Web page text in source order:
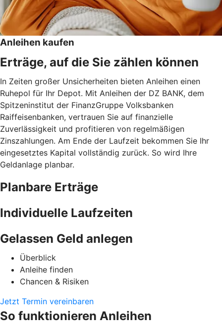
Anleihen kaufen
Erträge, auf die Sie zählen können
In Zeiten großer Unsicherheiten bieten Anleihen einen
Ruhepol für Ihr Depot. Mit Anleihen der DZ BANK, dem
Spitzeninstitut der FinanzGruppe Volksbanken
Raiffeisenbanken, vertrauen Sie auf finanzielle
Zuverlässigkeit und profitieren von regelmäßigen
Zinszahlungen. Am Ende der Laufzeit bekommen Sie Ihr
eingesetztes Kapital vollständig zurück. So wird Ihre
Geldanlage planbar.
Planbare Erträge
Individuelle Laufzeiten
Gelassen Geld anlegen
Überblick
Anleihe finden
Chancen & Risiken
Jetzt Termin vereinbaren
So funktionieren Anleihen